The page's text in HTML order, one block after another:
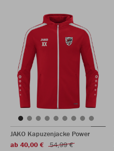
JAKO Kapuzenjacke Power
ab 40,00 €
54,99 €